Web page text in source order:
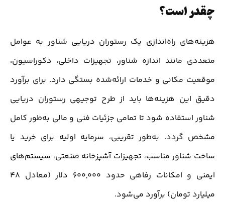
چقدر است؟
هزینه‌های راه‌اندازی یک رستوران دریایی شناور به عوامل
متعددی مانند اندازه شناور، تجهیزات داخلی، دکوراسیون،
موقعیت مکانی و خدمات ارائه‌شده بستگی دارد. برای برآورد
دقیق این هزینه‌ها باید از طرح توجیهی رستوران دریایی
شناور استفاده شود تا تمامی جزئیات فنی و مالی به‌طور کامل
مشخص گردد. به‌طور تقریبی، سرمایه اولیه برای خرید یا
ساخت شناور مناسب، تجهیزات آشپزخانه صنعتی، سیستم‌های
ایمنی و امکانات رفاهی حدود 600,000 دلار (معادل 48
میلیارد تومان) برآورد می‌شود.